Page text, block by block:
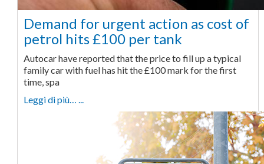
Demand for urgent action as cost of
petrol hits £100 per tank
Autocar have reported that the price to fill up a typical
family car with fuel has hit the £100 mark for the first
time, spa
Leggi di più… ...